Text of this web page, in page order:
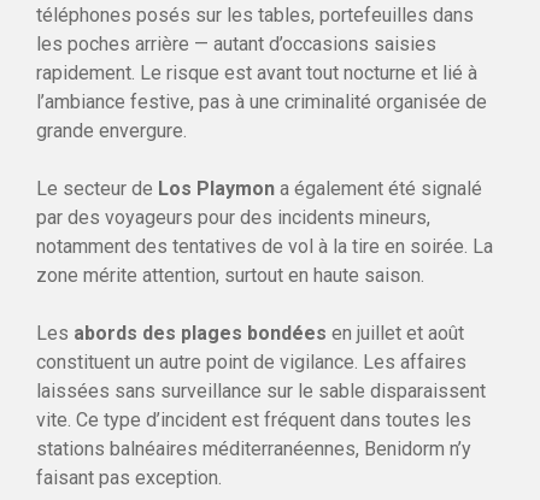
téléphones posés sur les tables, portefeuilles dans
les poches arrière — autant d’occasions saisies
rapidement. Le risque est avant tout nocturne et lié à
l’ambiance festive, pas à une criminalité organisée de
grande envergure.
Le secteur de Los Playmon a également été signalé
par des voyageurs pour des incidents mineurs,
notamment des tentatives de vol à la tire en soirée. La
zone mérite attention, surtout en haute saison.
Les abords des plages bondées en juillet et août
constituent un autre point de vigilance. Les affaires
laissées sans surveillance sur le sable disparaissent
vite. Ce type d’incident est fréquent dans toutes les
stations balnéaires méditerranéennes, Benidorm n’y
faisant pas exception.